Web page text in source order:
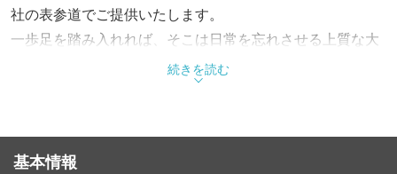
社の表参道でご提供いたします。
一歩足を踏み入れれば、そこは日常を忘れさせる上質な大
ジュウジュウと焼き上がる音や香ばしい匂いが食欲をそそ
記念日デートからビジネスシーンでの大切な接待まで、記
憶に残る一夜をお約束します。
続きを読む
基本情報